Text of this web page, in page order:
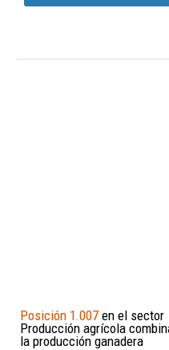
Posición 1.007 en el sector
Producción agrícola
la producción ganadera